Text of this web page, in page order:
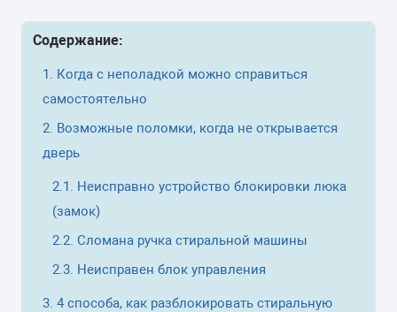
Содержание:
Когда с неполадкой можно справиться
самостоятельно
Возможные поломки, когда не открывается
дверь
Неисправно устройство блокировки люка
(замок)
Сломана ручка стиральной машины
Неисправен блок управления
4 способа, как разблокировать стиральную